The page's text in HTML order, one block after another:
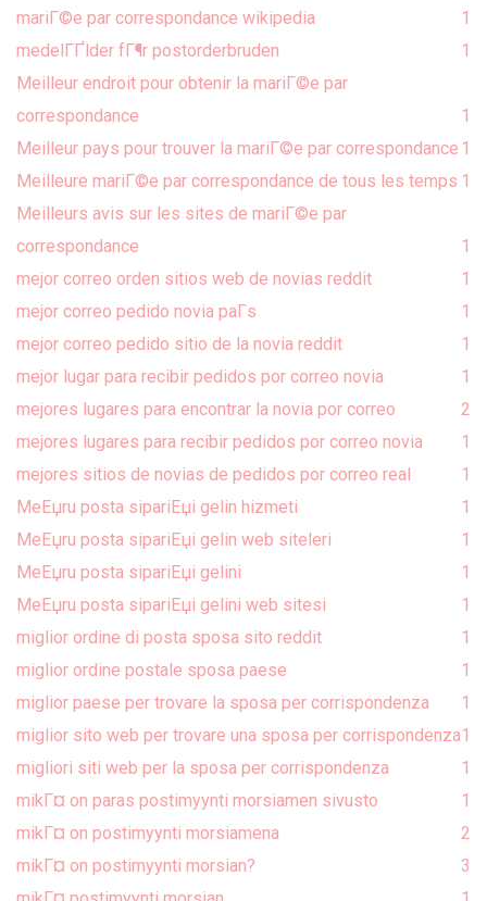
mariГ©e par correspondance wikipedia
1
medelГҐlder fГ¶r postorderbruden
1
Meilleur endroit pour obtenir la mariГ©e par
correspondance
1
Meilleur pays pour trouver la mariГ©e par correspondance 1
Meilleure mariГ©e par correspondance de tous les temps 1
Meilleurs avis sur les sites de mariГ©e par
correspondance
1
mejor correo orden sitios web de novias reddit
1
mejor correo pedido novia paГ­s
1
mejor correo pedido sitio de la novia reddit
1
mejor lugar para recibir pedidos por correo novia
1
mejores lugares para encontrar la novia por correo
2
mejores lugares para recibir pedidos por correo novia
1
mejores sitios de novias de pedidos por correo real
1
MeЕџru posta sipariЕџi gelin hizmeti
1
MeЕџru posta sipariЕџi gelin web siteleri
1
MeЕџru posta sipariЕџi gelini
1
MeЕџru posta sipariЕџi gelini web sitesi
1
miglior ordine di posta sposa sito reddit
1
miglior ordine postale sposa paese
1
miglior paese per trovare la sposa per corrispondenza
1
miglior sito web per trovare una sposa per corrispondenza1
migliori siti web per la sposa per corrispondenza
1
mikГ¤ on paras postimyynti morsiamen sivusto
1
mikГ¤ on postimyynti morsiamena
2
mikГ¤ on postimyynti morsian?
3